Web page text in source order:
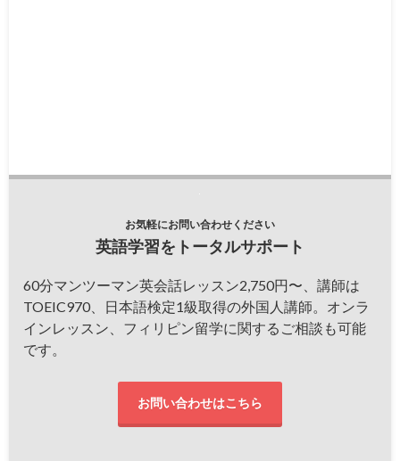
お気軽にお問い合わせください
英語学習をトータルサポート
60分マンツーマン英会話レッスン2,750円〜、講師は
TOEIC970、日本語検定1級取得の外国人講師。オンラ
インレッスン、フィリピン留学に関するご相談も可能
です。
お問い合わせはこちら